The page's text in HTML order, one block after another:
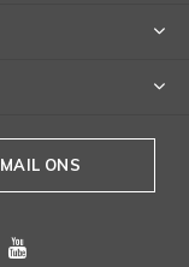
MAIL ONS